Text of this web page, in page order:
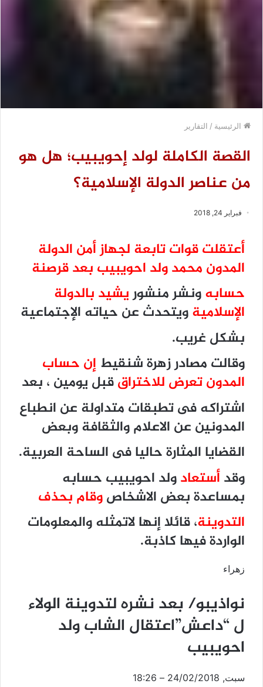
الرئيسية / التقارير
القصة الكاملة لولد إحويبيب؛ هل هو
من عناصر الدولة الإسلامية؟
فبراير 24, 2018
أعتقلت قوات تابعة لجهاز أمن الدولة
المدون محمد ولد احويبيب بعد قرصنة
حسابهونشر منشوريشيد بالدولة
الإسلاميةويتحدث عن حياته الإجتماعية
بشكل غريب.
وقالت مصادر زهرة شنقيط إن حساب
المدون تعرض للاختراققبل يومين ، بعد
اشتراكه فى تطبقات متداولة عن انطباع
المدونين عن الاعلام والثقافة وبعض
القضايا المثارة حاليا فى الساحة العربية.
وقدأستعادولد احويبيب حسابه
بمساعدة بعض الاشخاصوقام بحذف
التدوينة، قائلا إنها لاتمثله والمعلومات
الواردة فيها كاذبة.
زهراء
نواذيبو/ بعد نشره لتدوينة الولاء
ل “داعش”اعتقال الشاب ولد
احويبيب
سبت, 24/02/2018 – 18:26